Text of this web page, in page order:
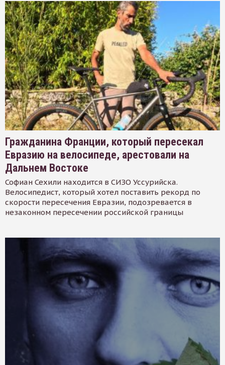
Гражданина Франции, который пересекал
Евразию на велосипеде, арестовали на
Дальнем Востоке
Софиан Сехили находится в СИЗО Уссурийска.
Велосипедист, который хотел поставить рекорд по
скорости пересечения Евразии, подозревается в
незаконном пересечении российской границы